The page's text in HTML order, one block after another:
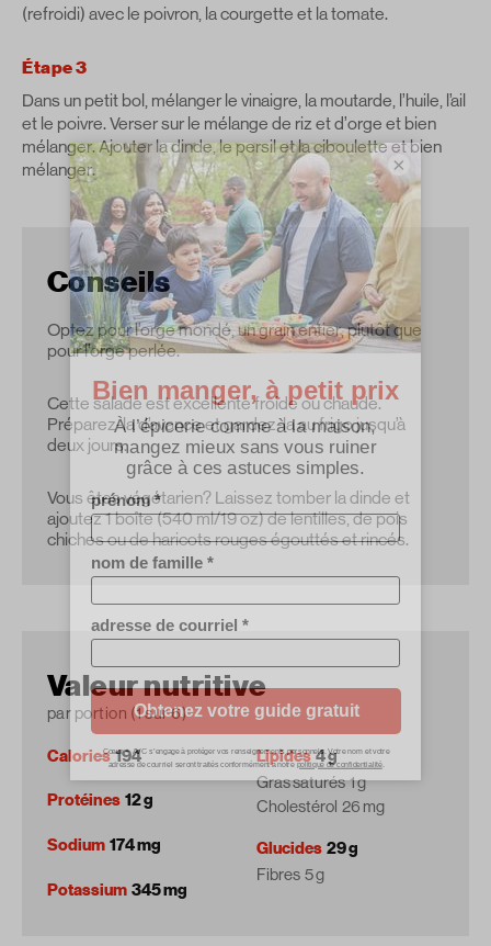
(refroidi) avec le poivron, la courgette et la tomate.
Étape 3
Dans un petit bol, mélanger le vinaigre, la moutarde, l’huile, l’ail
et le poivre. Verser sur le mélange de riz et d’orge et bien
mélanger. Ajouter la dinde, le persil et la ciboulette et bien
mélanger.
Conseils
Optez pour l’orge mondé, un grain entier, plutôt que
pour l’orge perlée.
Cette salade est excellente froide ou chaude.
Préparez-la d’avance et gardez-la au frigo jusqu’à
deux jours.
Vous êtes végétarien? Laissez tomber la dinde et
ajoutez 1 boîte (540 ml/19 oz) de lentilles, de pois
chiches ou de haricots rouges égouttés et rincés.
Valeur nutritive
par portion (1 sur 6)
Calories194
Protéines 12 g
Sodium 174 mg
Potassium 345 mg
Lipides4 g
Gras saturés 1 g
Cholestérol 26 mg
Glucides 29 g
Fibres 5 g
×